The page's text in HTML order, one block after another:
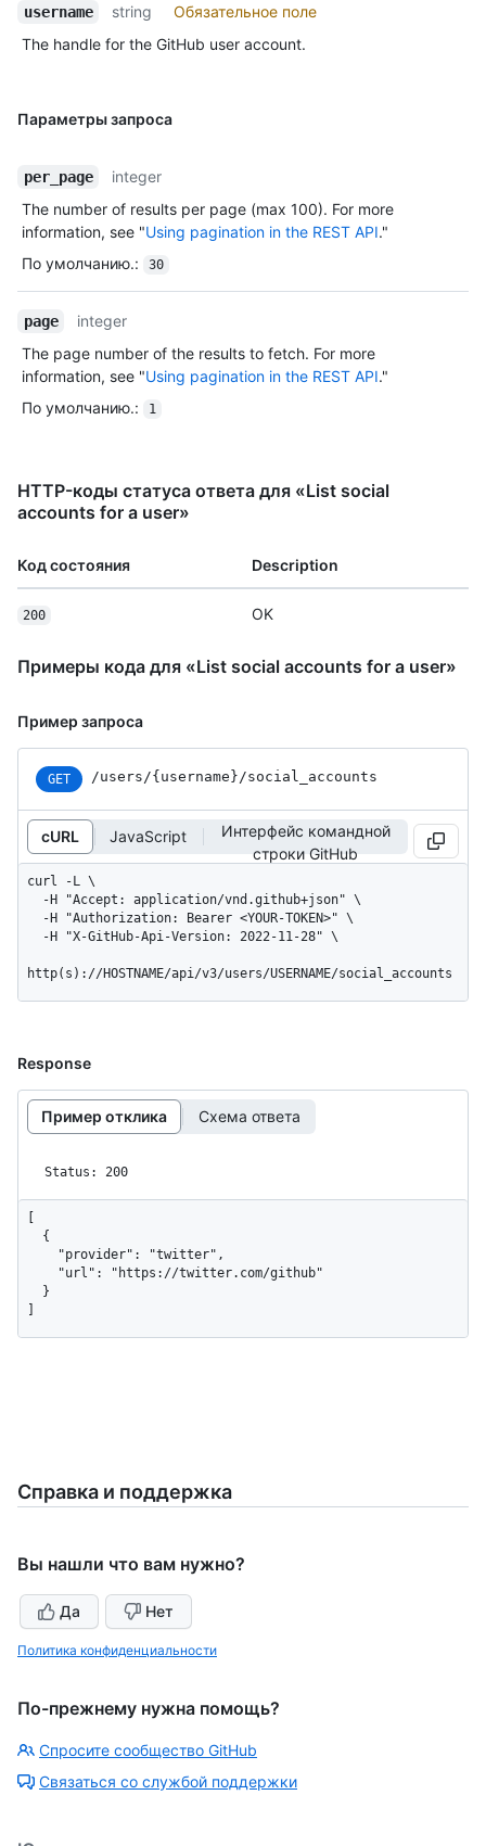
username string
Обязательное поле
The handle for the GitHub user account.
Параметры запроса
per_page
integer
The number of results per page (max 100). For more
information, see "Using pagination in the REST API."
По умолчанию.: 30
page
integer
The page number of the results to fetch. For more
information, see "Using pagination in the REST API."
По умолчанию.: 1
HTTP-коды статуса ответа для «List social
accounts for a user»
Код состояния Description
200 OK
Примеры кода для «List social accounts for a user»
Пример запроса
GET /users /{username} /social_ accounts
cURL JavaScript
Интерфейс командной
строки GitHub
curl -L \
http(s)://HOSTNAME/api/v3/users/USERNAME/social_accounts
Response
Пример отклика Схема ответа
Status: 200
Справка и поддержка
Вы нашли что вам нужно?
Да Нет
Политика конфиденциальности
По-прежнему нужна помощь?
Спросите сообщество GitHub
Связаться со службой поддержки